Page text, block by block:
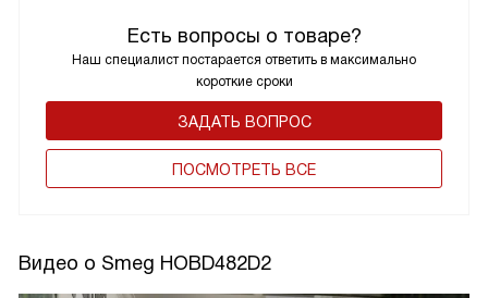
Есть вопросы о товаре?
Наш специалист постарается ответить в максимально
короткие сроки
ЗАДАТЬ ВОПРОС
ПОCМОТРЕТЬ ВСЕ
Видео о Smeg HOBD482D2